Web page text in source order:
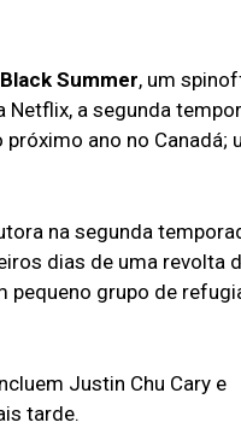
Black Summer, um
Netflix, a segunda
ano no Canadá;
na segunda
dias de uma revolta
pequeno grupo de
Justin Chu Cary e
tarde.